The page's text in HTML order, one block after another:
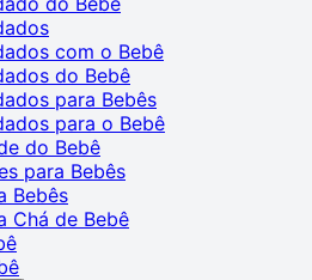
com o Bebê
do Bebê
para Bebês
para o Bebê
do Bebê
para Bebês
Bebês
Chá de Bebê